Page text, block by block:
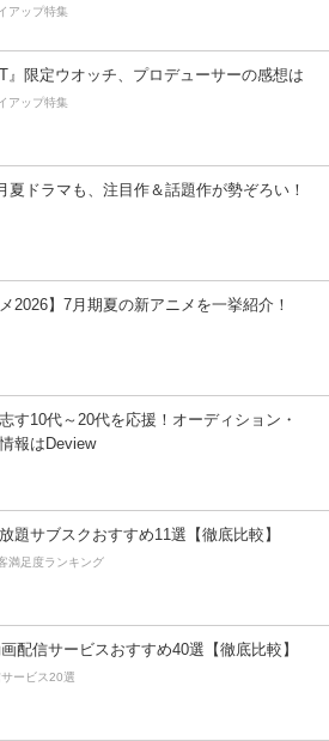
アップ特集
』限定ウオッチ、プロデューサーの感想は
アップ特集
夏ドラマも、注目作＆話題作が勢ぞろい！
メ2026】7月期夏の新アニメを一挙紹介！
す10代～20代を応援！オーディション・
報はDeview
題サブスクおすすめ11選【徹底比較】
満足度ランキング
配信サービスおすすめ40選【徹底比較】
ービス20選